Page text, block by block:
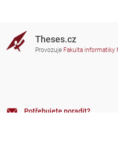
Theses.cz
Provozuje Fakulta informatiky
Potřebujete poradit?